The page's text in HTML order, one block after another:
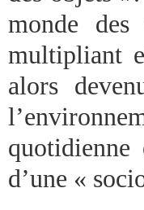
monde
multipliant
alors
d’une «